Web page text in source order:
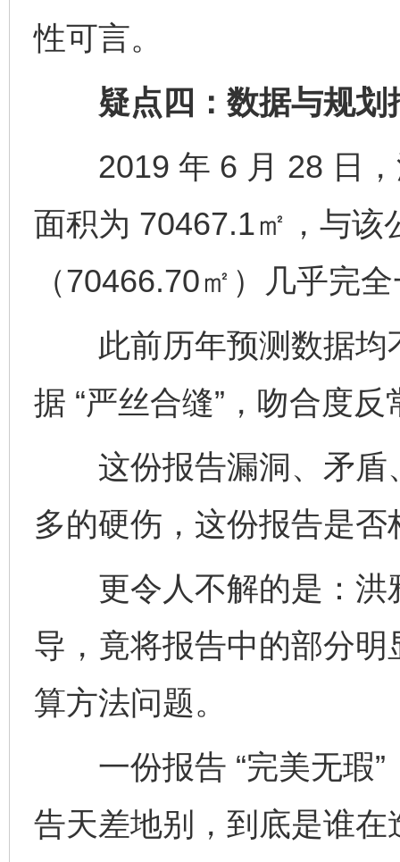
性可言。
疑点四：数据与规划
2019 年 6 月 28 日，
面积为 70467.1㎡，与该
（70466.70㎡）几乎完
此前历年预测数据均
据 “严丝合缝”，吻合度
这份报告漏洞、矛盾
多的硬伤，这份报告是
更令人不解的是：洪
导，竟将报告中的部分明
算方法问题。
一份报告 “完美无瑕”
告天差地别，到底是谁在